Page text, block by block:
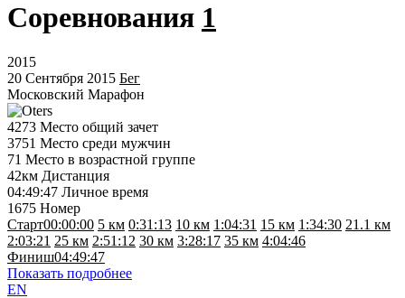
Соревнования 1
2015
20 Сентября 2015 Бег
Московский Марафон
4273 Место общий зачет
3751 Место среди мужчин
71 Место в возрастной группе
42км Дистанция
04:49:47 Личное время
1675 Номер
Старт00:00:00 5 км 0:31:13 10 км 1:04:31 15 км 1:34:30 21.1 км
2:03:21 25 км 2:51:12 30 км 3:28:17 35 км 4:04:46
Финиш04:49:47
Показать подробнее
EN